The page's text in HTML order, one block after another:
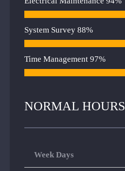
System Survey 88%
Time Management 97%
NORMAL HOURS
Week Days